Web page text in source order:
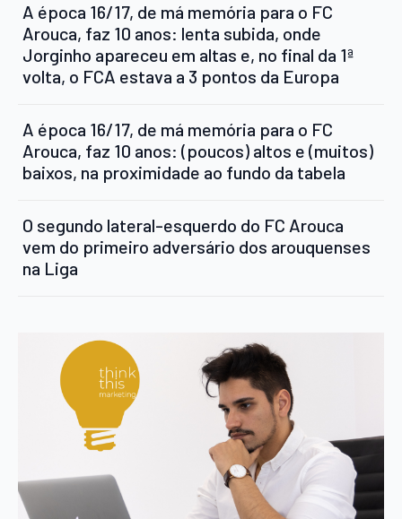
A época 16/17, de má memória para o FC
Arouca, faz 10 anos: lenta subida, onde
Jorginho apareceu em altas e, no final da 1ª
volta, o FCA estava a 3 pontos da Europa
A época 16/17, de má memória para o FC
Arouca, faz 10 anos: (poucos) altos e (muitos)
baixos, na proximidade ao fundo da tabela
O segundo lateral-esquerdo do FC Arouca
vem do primeiro adversário dos arouquenses
na Liga